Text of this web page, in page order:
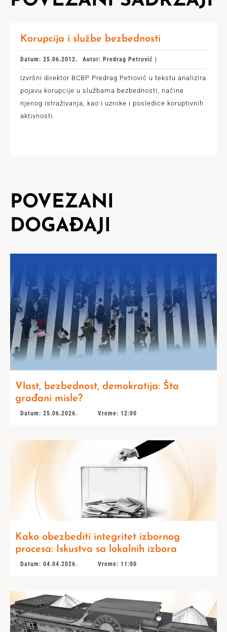
Korupcija i službe bezbednosti
Datum: 25.06.2012. Autor: Predrag Petrović |
Izvršni direktor BCBP Predrag Petrović u tekstu analizira
pojavu korupcije u službama bezbednosti, načine
njenog istraživanja, kao i uzroke i posledice koruptivnih
aktivnosti.
POVEZANI
DOGAĐAJI
Vlast, bezbednost, demokratija: Šta
građani misle?
Datum: 25.06.2026. Vreme: 12:00
Kako obezbediti integritet izbornog
procesa: Iskustva sa lokalnih izbora
Datum: 04.04.2026. Vreme: 11:00